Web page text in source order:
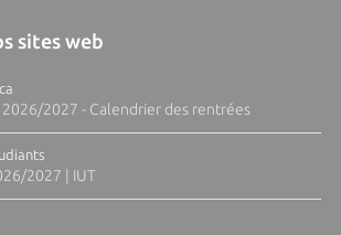
sites web
2027 - Calendrier des rentrées
2027 | IUT